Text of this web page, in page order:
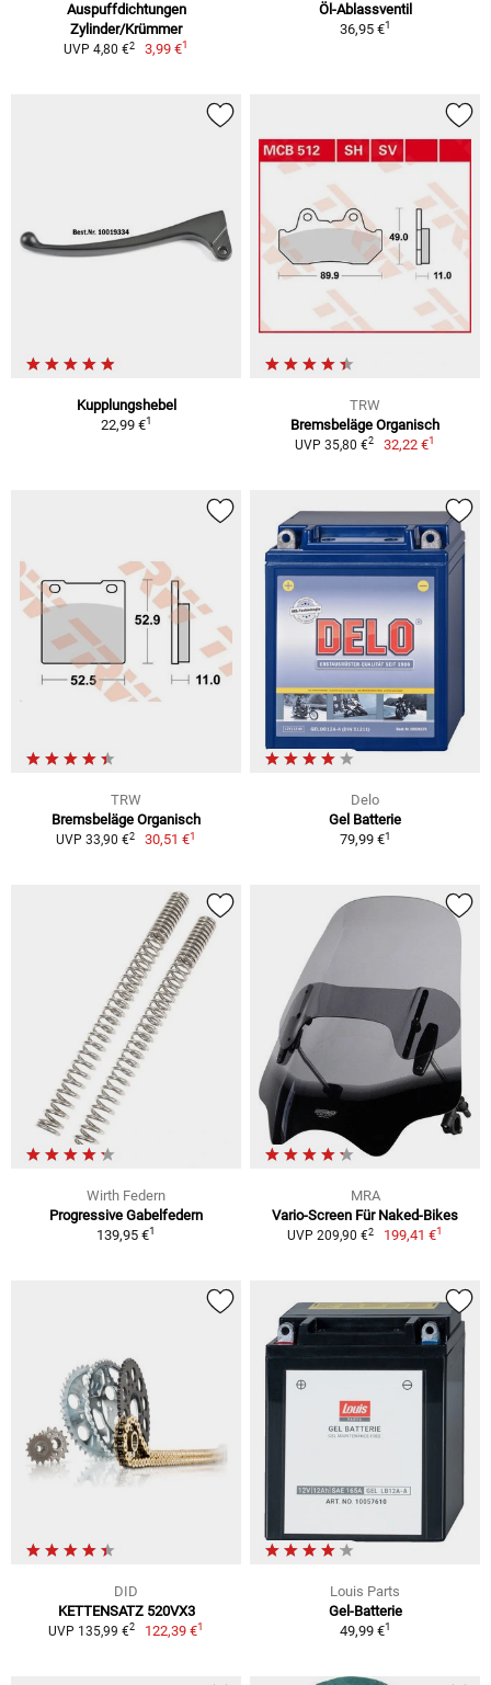
Auspuffdichtungen
Zylinder/Krümmer
UVP 4,80 €2 3,99 €1
Öl-Ablassventil
36,95 €1
Kupplungshebel
22,99 €1
TRW
Bremsbeläge Organisch
UVP 35,80 €2 32,22 €1
TRW
Bremsbeläge Organisch
UVP 33,90 €2 30,51 €1
Delo
Gel Batterie
79,99 €1
Wirth Federn
Progressive Gabelfedern
139,95 €1
MRA
Vario-Screen Für Naked-Bikes
UVP 209,90 €2 199,41 €1
DID
KETTENSATZ 520VX3
UVP 135,99 €2 122,39 €1
Louis Parts
Gel-Batterie
49,99 €1